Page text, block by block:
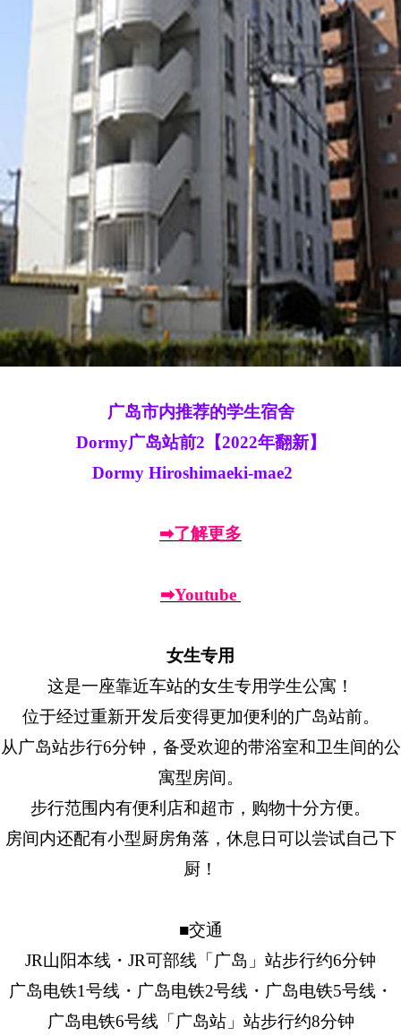
广岛市内推荐的学生宿舍
Dormy广岛站前2【2022年翻新】
Dormy Hiroshimaeki-mae2
➡了解更多
➡Youtube
女生专用
这是一座靠近车站的女生专用学生公寓！
位于经过重新开发后变得更加便利的广岛站前。
从广岛站步行6分钟，备受欢迎的带浴室和卫生间的公
寓型房间。
步行范围内有便利店和超市，购物十分方便。
房间内还配有小型厨房角落，休息日可以尝试自己下
厨！
■交通
JR山阳本线・JR可部线「广岛」站步行约6分钟
广岛电铁1号线・广岛电铁2号线・广岛电铁5号线・
广岛电铁6号线「广岛站」站步行约8分钟